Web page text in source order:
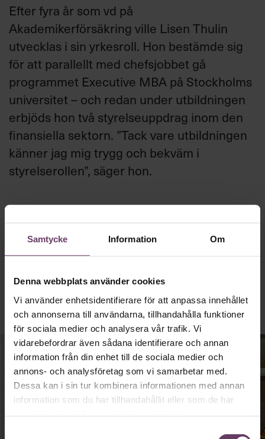
Samtycke Information Om
Denna webbplats använder cookies
Vi använder enhetsidentifierare för att anpassa innehållet
och annonserna till användarna, tillhandahålla funktioner
för sociala medier och analysera vår trafik. Vi
vidarebefordrar även sådana identifierare och annan
information från din enhet till de sociala medier och
annons- och analysföretag som vi samarbetar med.
Dessa kan i sin tur kombinera informationen med annan
information som du har tillhandahållit eller som de har
Efter fyra år som vd på
Akademikerförsäkring ville Lisen Thulin
utvecklas i sin yrkesroll. Hon bestämde sig
för att parallellt med chefsjobbet gå
programmet Executive MBA på Stockholms
universitet – och redan under utbildningen
erbjöds hon två styrelseuppdrag inom den
finansiella sektorn. ”Tack vare utbildningen
känner jag mig trygg och bekväm i
styrelserollen”, säger hon.
Text: Chef Content
Annonssamarbete:Stockholms universitet